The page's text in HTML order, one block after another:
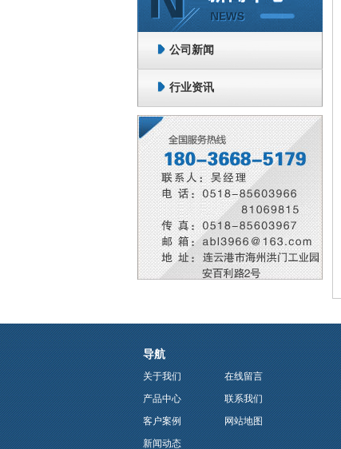
公司新闻
行业资讯
导航
关于我们
在线留言
产品中心
联系我们
客户案例
网站地图
新闻动态